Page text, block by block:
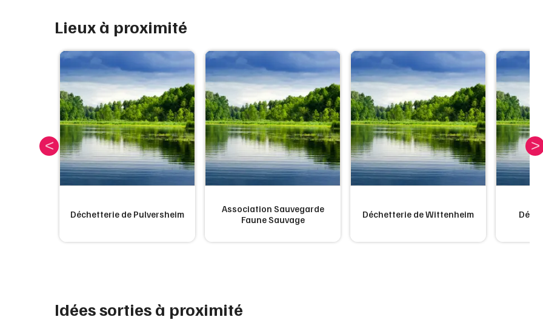
Lieux à proximité
Déchetterie de Pulversheim
Association Sauvegarde
Faune Sauvage
Déchetterie de Wittenheim
Idées sorties à proximité